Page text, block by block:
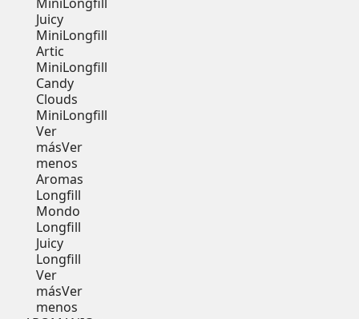
Juicy
MiniLongfill
Artic
MiniLongfill
Candy
Clouds
MiniLongfill
Ver
másVer
menos
Aromas
Longfill
Mondo
Longfill
Juicy
Longfill
Ver
másVer
menos